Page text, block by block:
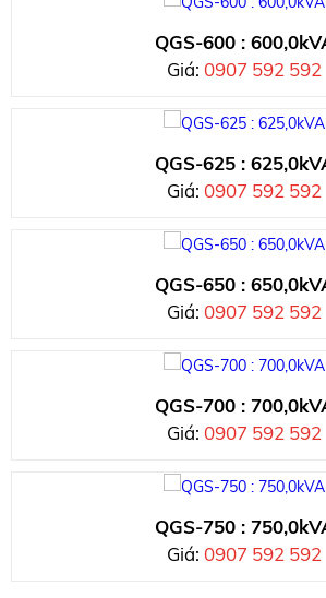
QGS-600 :
Giá: 0907 592 592
QGS-625 :
Giá: 0907 592 592
QGS-650 :
Giá: 0907 592 592
QGS-700 :
Giá: 0907 592 592
QGS-750 :
Giá: 0907 592 592